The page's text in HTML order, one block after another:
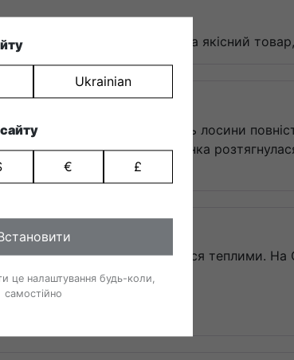
Ukrainian
€ £
це налаштування будь-коли,
самостійно
на живіт. Додо, дякую за якісний
за менше, ніж місяць лосини
за менш як місяць резинка
колються та не відчуваються теплими. На
колготи розчарували 😔